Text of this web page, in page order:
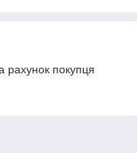
рахунок покупця